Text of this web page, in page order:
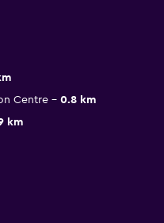
Centre
0.8 km
km